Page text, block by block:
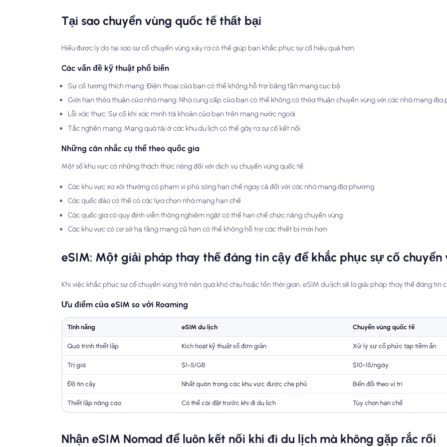
Tại sao chuyển vùng quốc tế thất bại
Hiểu được lý do tại sao sự cố chuyển vùng xảy ra có thể giúp bạn khắc phục sự cố hiệu quả hơn.
Các vấn đề kỹ thuật phổ biến
Sự cố tương thích mạng: Điện thoại của bạn có thể không hỗ trợ băng tần mạng cục bộ
Giới hạn thỏa thuận của nhà mạng: Nhà cung cấp của bạn có thể không có thỏa thuận chuyển vùng với các nhà mạng địa
Lỗi xác thực: Sự cố khi xác minh tài khoản của bạn trên mạng nước ngoài
Tắc nghẽn mạng: Mạng quá tải ở các khu du lịch có thể gây ra sự cố kết nối
Những cân nhắc cụ thể theo quốc gia
Một số khu vực có những thách thức riêng đối với dịch vụ chuyển vùng quốc tế:
Các khu vực xa xôi thường có phạm vi phủ sóng hạn chế ngay cả đối với các nhà mạng địa phương
Các quốc đảo có thể có các lựa chọn nhà mạng hạn chế
Các quốc gia có quy định viễn thông nghiêm ngặt có thể hạn chế chức năng chuyển vùng
Các khu vực có cơ sở hạ tầng mạng cũ hơn có thể không hỗ trợ các thiết bị mới hơn
eSIM: Một giải pháp thay thế đáng tin cậy để khắc phục sự cố chuyển
Khi việc khắc phục sự cố chuyển vùng trở nên quá khó chịu hoặc tốn thời gian, eSIM du lịch sẽ là giải pháp thay thế đáng tin
Ưu điểm của eSIM so với Roaming
Tính năng eSIM du lịch Chuyển vùng quốc tế
Quá trình thiết lập Kích hoạt kỹ thuật số đơn giản Xử lý sự cố phức tạp tiềm ẩn
Trị giá $1-5/GB $10-15/ngày
Độ tin cậy Nhất quán trong các khu vực được che phủ Biến đổi theo vị trí
Thiết lập nâng cao Có thể cài đặt trước khi đi du lịch Tùy chọn hạn chế
Nhận eSIM Nomad để luôn kết nối khi đi du lịch mà không gặp rắc rối